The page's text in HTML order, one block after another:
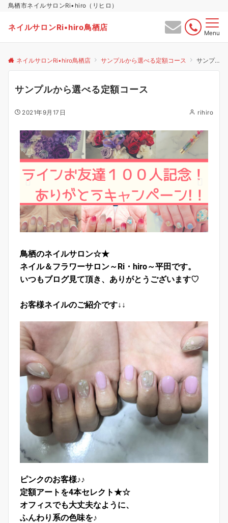
鳥栖市ネイルサロンRi•hiro（リヒロ）
ネイルサロンRi•hiro鳥栖店
Menu
ネイルサロンRi•hiro鳥栖店 サンプルから選べる定額コース サンプルから選べる定額コース
サンプルから選べる定額コース
2021年9月17日 rihiro
鳥栖のネイルサロン☆★
ネイル＆フラワーサロン～Ri・hiro～平田です。
いつもブログ見て頂き、ありがとうございます♡
お客様ネイルのご紹介です↓↓
ピンクのお客様♪♪
定額アートを4本セレクト★☆
オフィスでも大丈夫なように、
ふんわり系の色味を♪